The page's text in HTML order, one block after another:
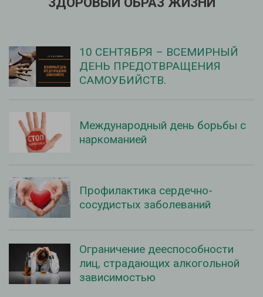
10 СЕНТЯБРЯ – ВСЕМИРНЫЙ
ДЕНЬ ПРЕДОТВРАЩЕНИЯ
САМОУБИЙСТВ.
Международный день борьбы с
наркоманией
Профилактика сердечно-
сосудистых заболеваний
Ограничение дееспособности
лиц, страдающих алкогольной
зависимостью